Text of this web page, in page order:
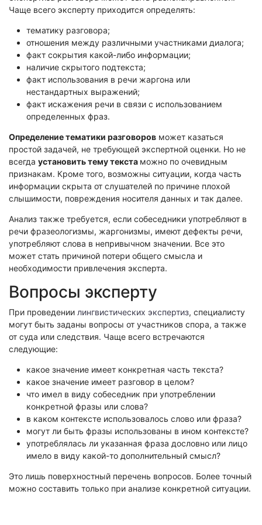
Экологическая экспертиза
Физико-химическая экспертиза
Экспертиза изделий из металлов
Юридико-лингвистическая экспертиза
Юридическая экспертиза
Исследования на полиграфе
Комплексная экспертиза
Геммологическая экспертиза (ювелирная)
Заключение эксперта на иностранном языке
Приемка квартиры
Чаще всего эксперту приходится определять:
тематику разговора;
отношения между различными участниками диалога;
факт сокрытия какой-либо информации;
наличие скрытого подтекста;
факт использования в речи жаргона или
нестандартных выражений;
факт искажения речи в связи с использованием
определенных фраз.
Определение тематики разговоров может казаться
простой задачей, не требующей экспертной оценки. Но не
всегда установить тему текста можно по очевидным
признакам. Кроме того, возможны ситуации, когда часть
информации скрыта от слушателей по причине плохой
слышимости, повреждения носителя данных и так далее.
Анализ также требуется, если собеседники употребляют в
речи фразеологизмы, жаргонизмы, имеют дефекты речи,
употребляют слова в непривычном значении. Все это
может стать причиной потери общего смысла и
необходимости привлечения эксперта.
Вопросы эксперту
При проведении лингвистических экспертиз, специалисту
могут быть заданы вопросы от участников спора, а также
от суда или следствия. Чаще всего встречаются
следующие:
какое значение имеет конкретная часть текста?
какое значение имеет разговор в целом?
что имел в виду собеседник при употреблении
конкретной фразы или слова?
в каком контексте использовалось слово или фраза?
могут ли быть фразы использованы в ином контексте?
употреблялась ли указанная фраза дословно или лицо
имело в виду какой-то дополнительный смысл?
Это лишь поверхностный перечень вопросов. Более точный
можно составить только при анализе конкретной ситуации.